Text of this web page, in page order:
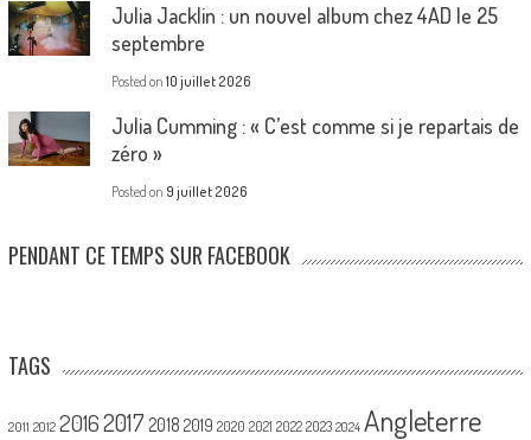
Julia Jacklin : un nouvel album chez 4AD le 25
septembre
Posted on 10 juillet 2026
Julia Cumming : « C’est comme si je repartais de
zéro »
Posted on 9 juillet 2026
PENDANT CE TEMPS SUR FACEBOOK
TAGS
2011 2012 20162017 2018 2019 2020 2021 2022 2023 2024 Angleterre